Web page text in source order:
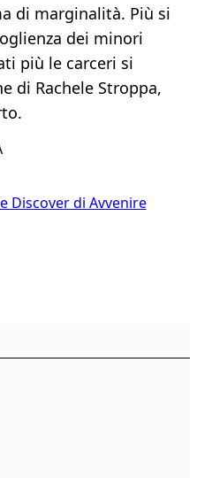
di marginalità. Più si
dei minori
più le carceri si
di Rachele Stroppa,
Discover di Avvenire